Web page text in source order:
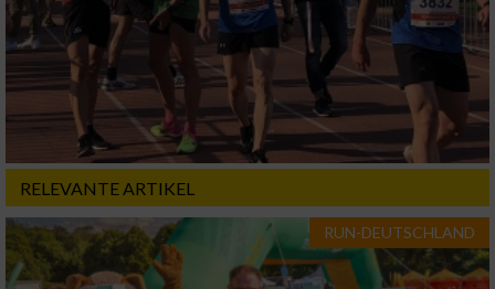
RELEVANTE ARTIKEL
RUN-DEUTSCHLAND